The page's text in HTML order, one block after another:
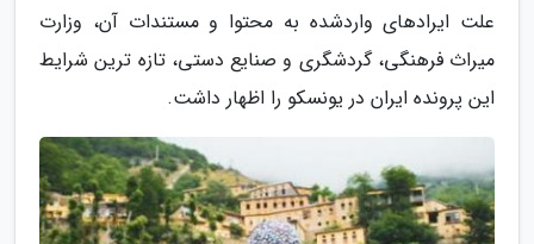
علت ایرادهای واردشده به محتوا و مستندات آن، وزارت
میراث فرهنگی، گردشگری و صنایع دستی، تازه ترین شرایط
این پرونده ایران در یونسکو را اظهار داشت.